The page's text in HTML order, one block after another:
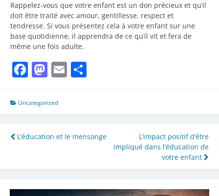
Rappelez-vous que votre enfant est un don précieux et qu’il
doit être traité avec amour, gentillesse, respect et
tendresse. Si vous présentez cela à votre enfant sur une
base quotidienne, il apprendra de ce qu’il vit et fera de
même une fois adulte.
Facebook
Mastodon
Email
Uncategorized
Navigation
l’article
L’éducation et le mensonge
L’impact positif d’être
impliqué dans l’éducation de
votre enfant